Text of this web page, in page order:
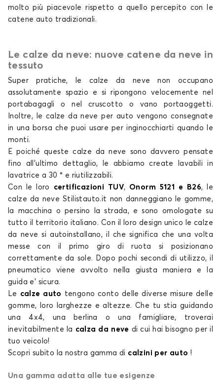
Calze da neve per MITSUBISHI ECLIPSE CROSS
Calze da neve per MITSUBISHI GRANDIS
Calze da neve per MITSUBISHI I MIEV
L200
molto più piacevole rispetto a quello percepito con
le
catene auto tradizionali .
Le calze da neve: nuove catene da neve in
tessuto
Super pratiche, le calze da neve non
occupano
assolutamente spazio e si ripongono velocemente nel
portabagagli o nel cruscotto o vano portaoggetti.
Inoltre, le calze da neve per auto vengono consegnate
in una borsa che puoi usare per inginocchiarti quando le
monti.
E poiché questecalze da neve
sono davvero pensate
fino all’ultimo dettaglio, le abbiamo create lavabili in
lavatrice a 30 ° e riutilizzabili.
Con le loro certificazioni TUV, Onorm 5121 e B26, le
calze da neve Stilistauto.it non danneggiano le gomme,
la macchina o persino la strada, e sono omologate su
tutto il territorio italiano . Con il loro design unico lecalze
da neve si autoinstallano, il che significa che una volta
messe con il primo giro di ruota si posizionano
correttamente da sole. Dopo pochi secondi di utilizzo, il
pneumatico viene avvolto nella giusta maniera e la
guida e’ sicura.
Le calze auto tengono conto delle diverse misure delle
gomme, loro larghezze e altezze. Che tu stia guidando
una 4x4, una berlina o una famigliare, troverai
inevitabilmente la calza da neve di cui hai bisogno per il
tuo veicolo!
Scopri subito la nostra gamma di calzini per auto !
Una gamma adatta alle tue esigenze